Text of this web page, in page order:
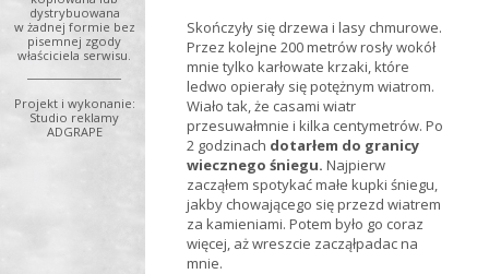
dystrybuowana
w żadnej formie bez
pisemnej zgody
właściciela serwisu.
Projekt i wykonanie:
Studio reklamy
ADGRAPE
Skończyły się drzewa i lasy chmurowe.
Przez kolejne 200 metrów rosły wokół
mnie tylko karłowate krzaki, które
ledwo opierały się potężnym wiatrom.
Wiało tak, że casami wiatr
przesuwałmnie i kilka centymetrów. Po
2 godzinach dotarłem do granicy
wiecznego śniegu. Najpierw
zacząłem spotykać małe kupki śniegu,
jakby chowającego się przezd wiatrem
za kamieniami. Potem było go coraz
więcej, aż wreszcie zacząłpadac na
mnie.